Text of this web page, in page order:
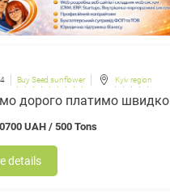
Buy Seed sunflower Kyiv region
дорого платимо швидко
UAH / 500 Tons
details